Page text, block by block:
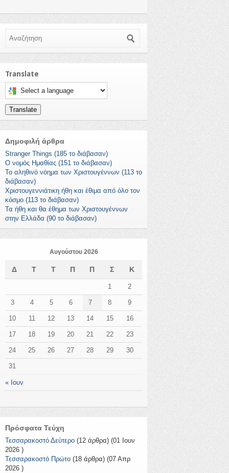
Translate
Select a language to translate this page
Translate
Δημοφιλή άρθρα
Stranger Things (185 το διάβασαν)
Ο νομός Ημαθίας (151 το διάβασαν)
Το αληθινό νόημα των Χριστουγέννων (113 το
διάβασαν)
Χριστουγεννιάτικη ήθη και έθιμα από όλο τον
κόσμο (113 το διάβασαν)
Τα ήθη και θα έθημα των Χριστουγέννων
στην Ελλάδα (90 το διάβασαν)
Αυγούστου 2026
Δ Τ Τ Π Π Σ Κ
« Ιουν
1 2
3 4 5 6 7 8 9
10 11 12 13 14 15 16
17 18 19 20 21 22 23
24 25 26 27 28 29 30
31
Πρόσφατα Τεύχη
Τεσσαρακοστό Δεύτερο (12 άρθρα) (01 Ιουν
2026 )
Τεσσαρακοστό Πρώτο (18 άρθρα) (07 Απρ
2026 )